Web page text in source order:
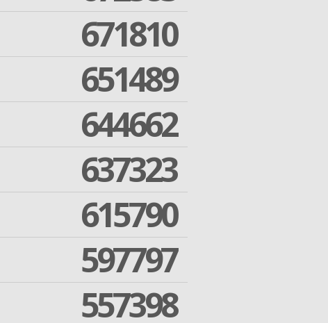
671810
651489
644662
637323
615790
597797
557398